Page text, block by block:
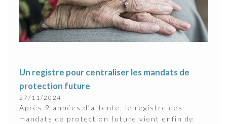
Un registre pour centraliser les mandats de
protection future
27/11/2024
Après 9 années d’attente, le registre des
mandats de protection future vient enfin de